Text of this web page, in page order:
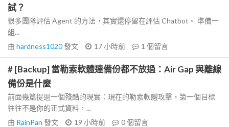
試？
很多團隊評估 Agent 的方法，其實還停留在評估 Chatbot。 準備一
組...
由 hardness1020發文 17 小時前 1 個留言
# [Backup] 當勒索軟體連備份都不放過：Air Gap 與離線
備份是什麼
前面幾篇提過一個殘酷的現實：現在的勒索軟體攻擊，第一個目標
往往不是你的正式資料，...
由 RainPan 發文 19 小時前 0個留言